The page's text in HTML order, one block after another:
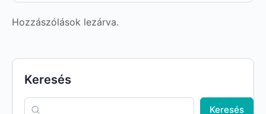
Hozzászólások lezárva.
Keresés
Keresés